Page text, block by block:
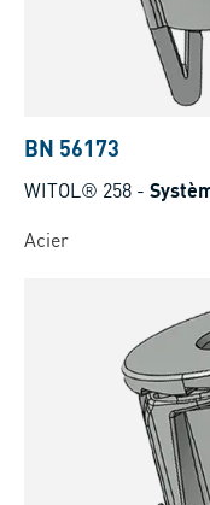
BN 56173
WITOL® 258 -
Acier